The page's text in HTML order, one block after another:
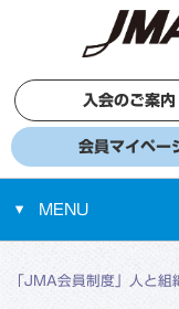
入会のご案内
会員マイペー
MENU
「JMA会員制度」人と